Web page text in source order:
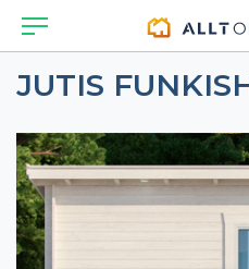
JUTIS